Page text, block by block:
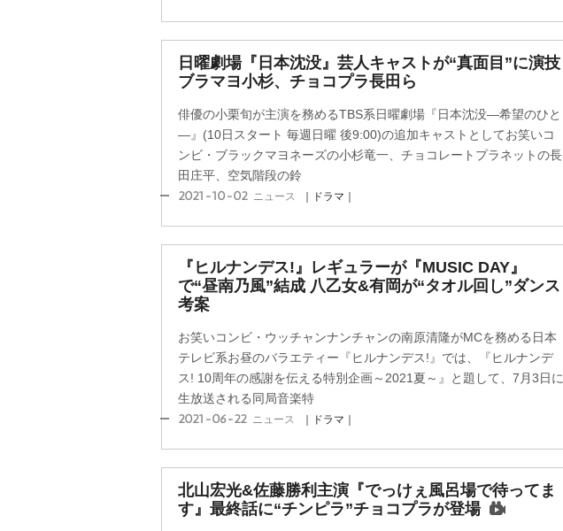
日曜劇場『日本沈没』芸人キャストが“真面目”に演技
ブラマヨ小杉、チョコプラ長田ら
俳優の小栗旬が主演を務めるTBS系日曜劇場『日本沈没―希望のひと
―』(10日スタート 毎週日曜 後9:00)の追加キャストとしてお笑いコ
ンビ・ブラックマヨネーズの小杉竜一、チョコレートプラネットの長
田庄平、空気階段の鈴
2021-10-02 ニュース ｜ドラマ｜
『ヒルナンデス!』レギュラーが『MUSIC DAY』
で“昼南乃風”結成 八乙女&有岡が“タオル回し”ダンス
考案
お笑いコンビ・ウッチャンナンチャンの南原清隆がMCを務める日本
テレビ系お昼のバラエティー『ヒルナンデス!』では、『ヒルナンデ
ス! 10周年の感謝を伝える特別企画～2021夏～』と題して、7月3日に
生放送される同局音楽特
2021-06-22 ニュース ｜ドラマ｜
北山宏光&佐藤勝利主演『でっけぇ風呂場で待ってま
す』最終話に“チンピラ”チョコプラが登場